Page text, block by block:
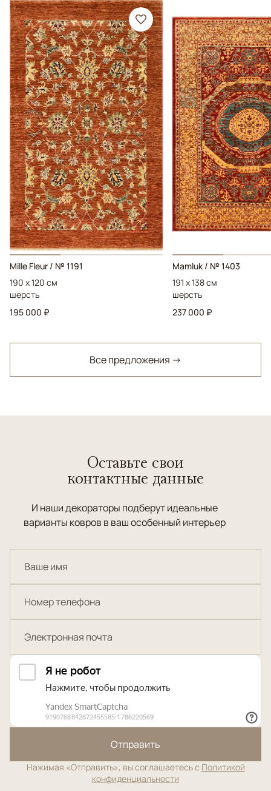
Mille Fleur / № 1191
190 x 120 см
шерсть
195 000 ₽
Mamluk / № 1403
191 x 138 см
шерсть
237 000 ₽
Все предложения →
Оставьте свои
контактные данные
И наши декораторы подберут идеальные
варианты ковров в ваш особенный интерьер
Отправить
Нажимая «Отправить», вы соглашаетесь с Политикой
конфиденциальности